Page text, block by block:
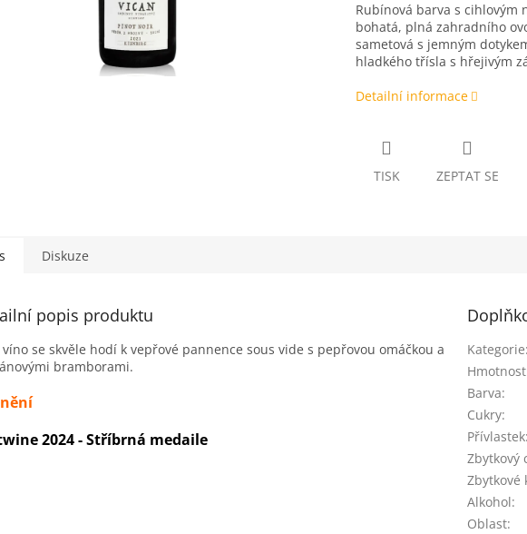
Rubínová barva s cihlovým
bohatá, plná zahradního
sametová s jemným
hladkého třísla s hřejivým
Detailní informace
TISK ZEPTAT SE
Diskuze
popis produktu
víno se skvěle hodí k vepřové pannence sous vide s pepřovou omáčkou a
bramborami.
2024 - Stříbrná medaile
Kategorie:
Hmotnost
Barva:
Cukry:
Přívlastek:
Zbytkový
Zbytkové
Alkohol:
Oblast: